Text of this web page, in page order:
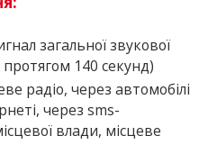
загальної звукової
140 секунд)
радіо, через автомобілі
через sms-
влади, місцеве